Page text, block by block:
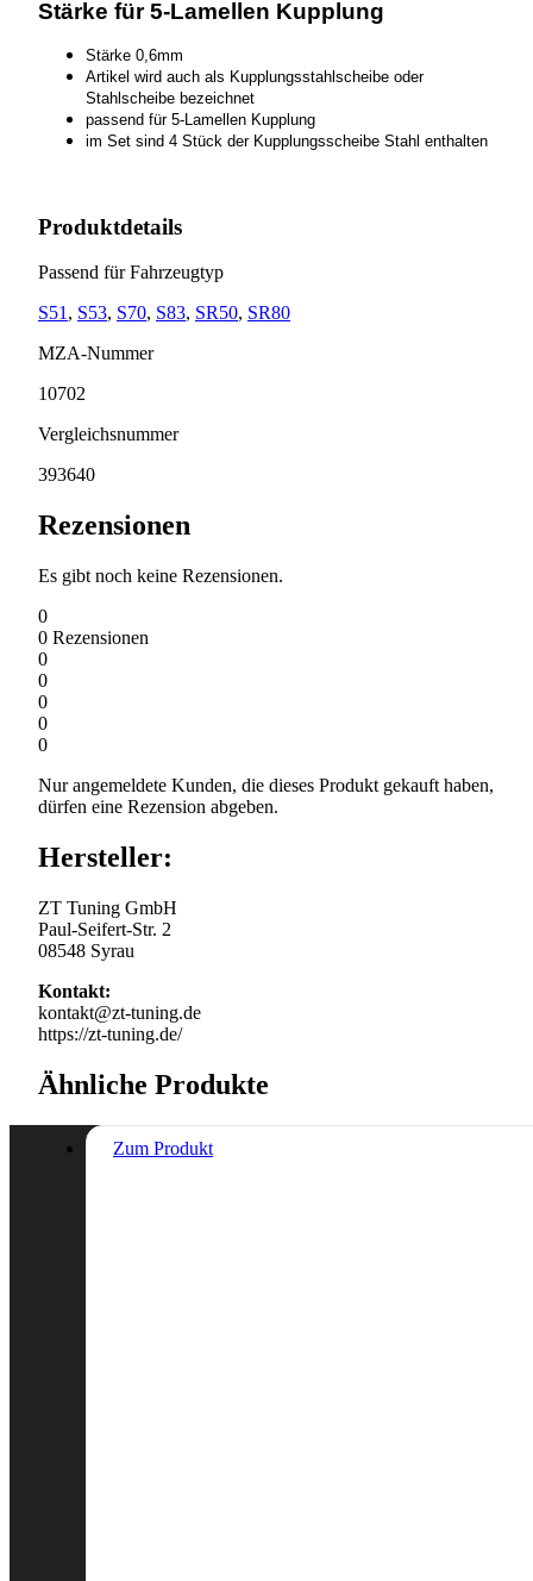
Stärke für 5-Lamellen Kupplung
Stärke 0,6mm
Artikel wird auch als Kupplungsstahlscheibe oder
Stahlscheibe bezeichnet
passend für 5-Lamellen Kupplung
im Set sind 4 Stück der Kupplungsscheibe Stahl enthalten
Produktdetails
Passend für Fahrzeugtyp
S51 , S53, S70, S83, SR50, SR80
MZA-Nummer
10702
Vergleichsnummer
393640
Rezensionen
Es gibt noch keine Rezensionen.
0
0 Rezensionen
0
0
0
0
0
Nur angemeldete Kunden, die dieses Produkt gekauft haben,
dürfen eine Rezension abgeben.
Hersteller:
ZT Tuning GmbH
Paul-Seifert-Str. 2
08548 Syrau
Kontakt:
kontakt@zt-tuning.de
https://zt-tuning.de/
Ähnliche Produkte
Zum Produkt